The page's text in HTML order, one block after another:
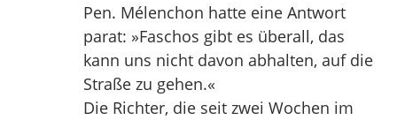
Pen. Mélenchon hatte eine Antwort
parat: »Faschos gibt es überall, das
kann uns nicht davon abhalten, auf die
Straße zu gehen.«
Die Richter, die seit zwei Wochen im